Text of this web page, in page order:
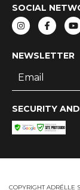
SOCIAL
NEWSLETTER
SECURITY
COPYRIGHT ADRÉLLE